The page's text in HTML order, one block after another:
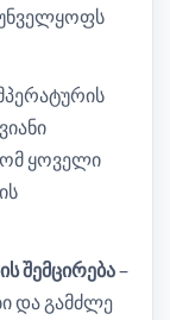
ყოველი
შემცირება–
და გამძლე